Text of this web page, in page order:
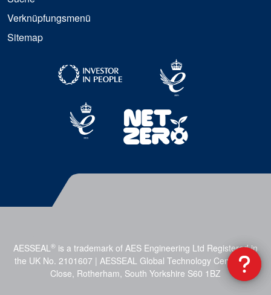
Verknüpfungsmenü
Sitemap
AESSEAL ® is a trademark of AES Engineering Ltd Registered in
the UK No. 2101607 | AESSEAL Global Technology Centre, Mill
Close, Rotherham, South Yorkshire S60 1BZ